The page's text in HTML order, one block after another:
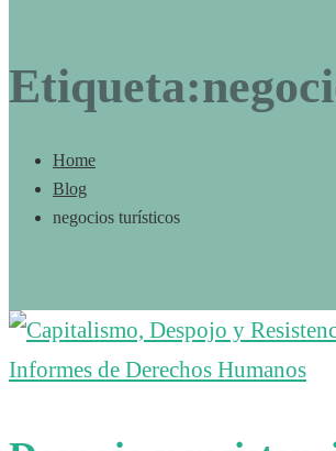
Home
Blog
negocios turísticos
Informes de Derechos Humanos